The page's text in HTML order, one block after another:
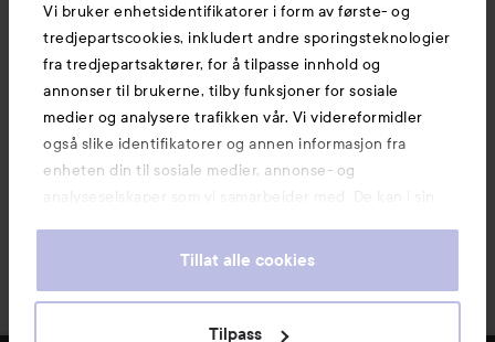
Vi bruker enhetsidentifikatorer i form av første- og
tredjepartscookies, inkludert andre sporingsteknologier
fra tredjepartsaktører, for å tilpasse innhold og
annonser til brukerne, tilby funksjoner for sosiale
medier og analysere trafikken vår. Vi videreformidler
også slike identifikatorer og annen informasjon fra
enheten din til sosiale medier, annonse- og
analyseselskaper som vi samarbeider med. De kan i sin
informasjon som du har oppgitt eller som de har samlet
våre cookies ved å fortsette å bruke nettsiden vår. For
informasjon om hvordan du kan endre innstillingene for
Tillat alle cookies
Tilpass
Også av interesse